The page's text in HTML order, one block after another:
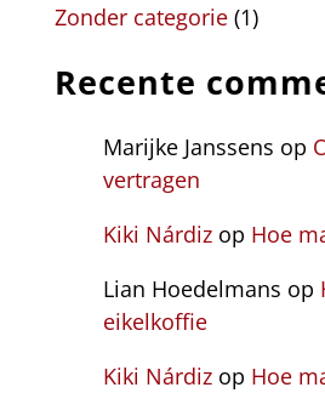
Zonder categorie(1)
Recente
Marijke Janssens op
vertragen
Kiki Nárdizop Hoe
Lian Hoedelmans op
eikelkoffie
Kiki Nárdizop Hoe